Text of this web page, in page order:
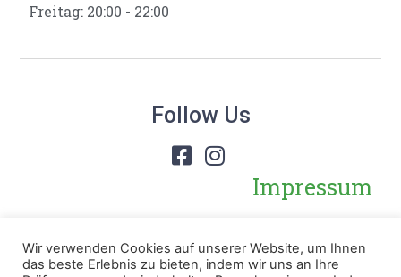
Freitag: 20:00 - 22:00
Follow Us
Impressum
Wir verwenden Cookies auf unserer Website, um Ihnen
das beste Erlebnis zu bieten, indem wir uns an Ihre